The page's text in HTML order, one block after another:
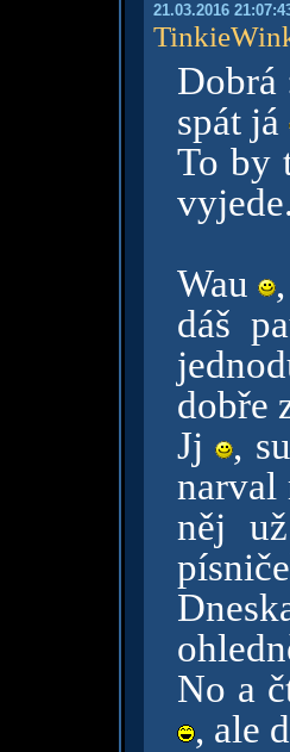
21.03.2016
spát já
To by
vyjede.
Wau
dáš
dobře
Jj
,
něj
No a
, ale